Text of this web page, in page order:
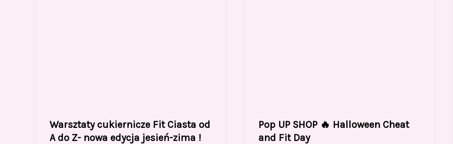
Warsztaty cukiernicze Fit Ciasta od
A do Z- nowa edycja jesień-zima !
Pop UP SHOP 🔥 Halloween Cheat
and Fit Day